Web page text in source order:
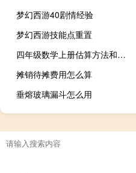
梦幻西游40剧情经验
梦幻西游技能点重置
四年级数学上册估算方法和技巧
摊销待摊费用怎么算
垂熔玻璃漏斗怎么用